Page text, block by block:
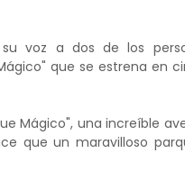
voz a dos de los
que se estrena en
Mágico", una increíble
que un maravilloso